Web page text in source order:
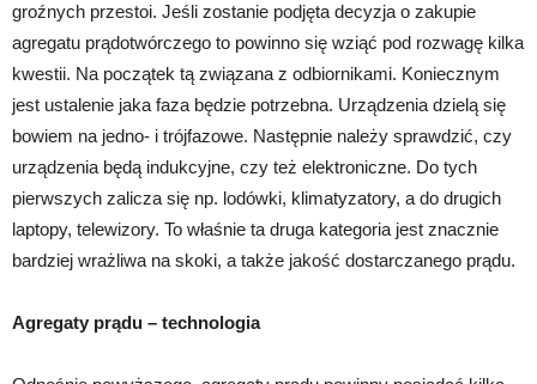
groźnych przestoi. Jeśli zostanie podjęta decyzja o zakupie
agregatu prądotwórczego to powinno się wziąć pod rozwagę kilka
kwestii. Na początek tą związana z odbiornikami. Koniecznym
jest ustalenie jaka faza będzie potrzebna. Urządzenia dzielą się
bowiem na jedno- i trójfazowe. Następnie należy sprawdzić, czy
urządzenia będą indukcyjne, czy też elektroniczne. Do tych
pierwszych zalicza się np. lodówki, klimatyzatory, a do drugich
laptopy, telewizory. To właśnie ta druga kategoria jest znacznie
bardziej wrażliwa na skoki, a także jakość dostarczanego prądu.
Agregaty prądu – technologia